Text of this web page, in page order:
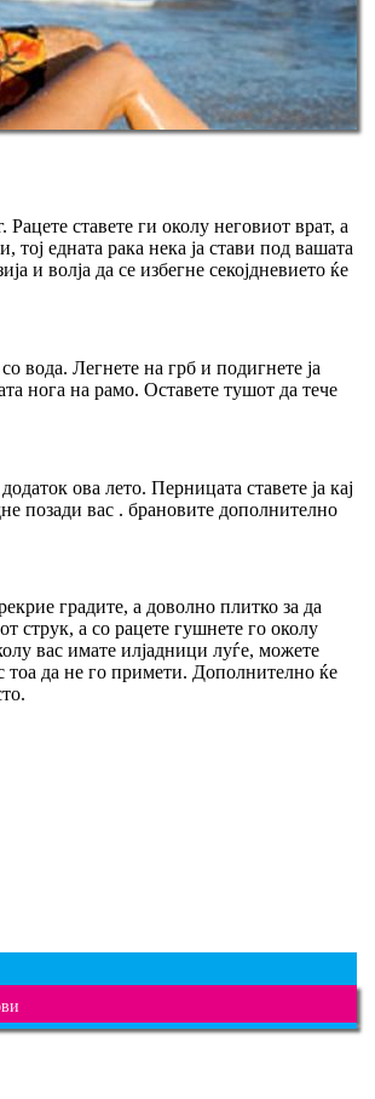
ставете ги околу неговиот врат, а
тој едната рака нека ја стави под вашата
и волја да се избегне секојдневието ќе
вода. Легнете на грб и подигнете ја
нога на рамо. Оставете тушот да тече
ова лето. Перницата ставете ја кај
позади вас . брановите дополнително
градите, а доволно плитко за да
струк, а со рацете гушнете го околу
вас имате илјадници луѓе, можете
тоа да не го примети. Дополнително ќе